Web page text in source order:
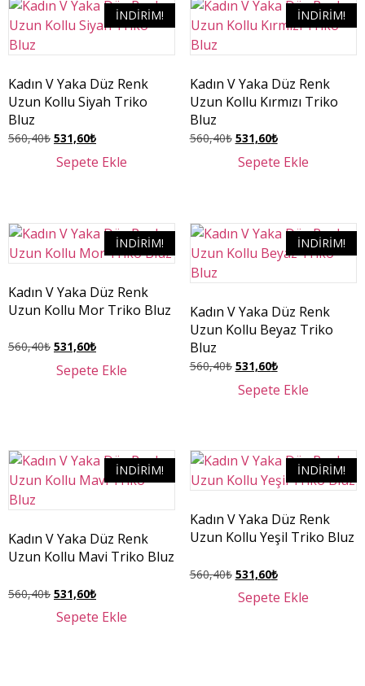
İNDIRIM!
Kadın V Yaka Düz Renk
Uzun Kollu Siyah Triko
Bluz
560,40₺ 531,60₺
Sepete Ekle
İNDIRIM!
Kadın V Yaka Düz Renk
Uzun Kollu Kırmızı Triko
Bluz
560,40₺ 531,60₺
Sepete Ekle
İNDIRIM!
Kadın V Yaka Düz Renk
Uzun Kollu Mor Triko Bluz
560,40₺ 531,60₺
Sepete Ekle
İNDIRIM!
Kadın V Yaka Düz Renk
Uzun Kollu Beyaz Triko
Bluz
560,40₺ 531,60₺
Sepete Ekle
İNDIRIM!
Kadın V Yaka Düz Renk
Uzun Kollu Mavi Triko Bluz
560,40₺ 531,60₺
Sepete Ekle
İNDIRIM!
Kadın V Yaka Düz Renk
Uzun Kollu Yeşil Triko Bluz
560,40₺ 531,60₺
Sepete Ekle